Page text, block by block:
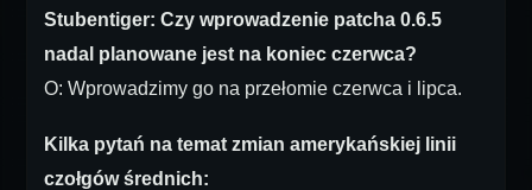
Stubentiger: Czy wprowadzenie patcha 0.6.5
nadal planowane jest na koniec czerwca?
O: Wprowadzimy go na przełomie czerwca i lipca.
Kilka pytań na temat zmian amerykańskiej linii
czołgów średnich: